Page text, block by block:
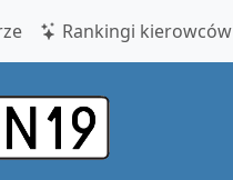
Rankingi kierowców